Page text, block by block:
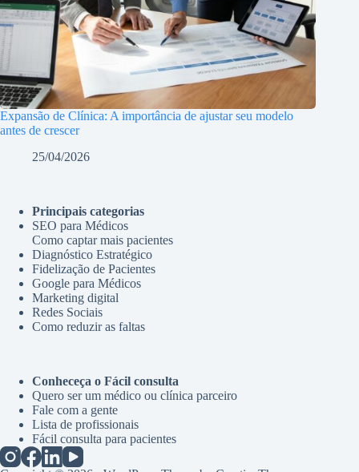
Expansão de Clínica: A importância de ajustar seu modelo
antes de crescer
25/04/2026
Principais categorias
SEO para Médicos
Como captar mais pacientes
Diagnóstico Estratégico
Fidelização de Pacientes
Google para Médicos
Marketing digital
Redes Sociais
Como reduzir as faltas
Conheceça o Fácil consulta
Quero ser um médico ou clínica parceiro
Fale com a gente
Lista de profissionais
Fácil consulta para pacientes